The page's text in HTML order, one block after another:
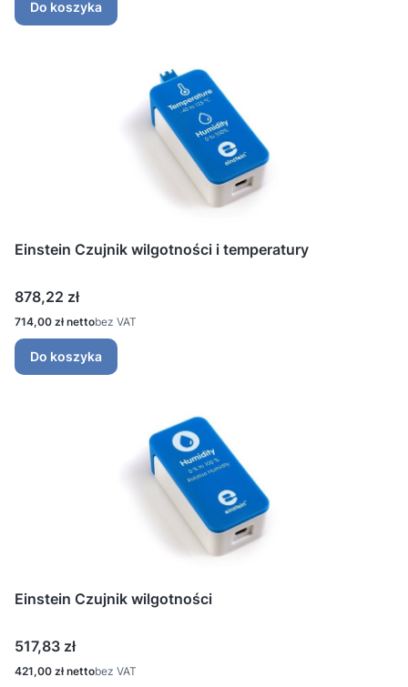
Do koszyka
Einstein Czujnik wilgotności i temperatury
Cena
878,22 zł
Cena
714,00 zł bez VAT
Do koszyka
Einstein Czujnik wilgotności
Cena
517,83 zł
Cena
421,00 zł bez VAT